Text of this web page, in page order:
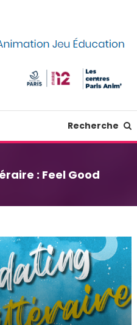
Recherche
: Feel Good